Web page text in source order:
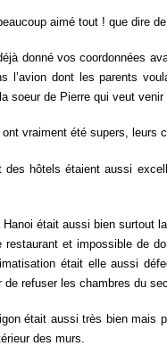
aimé tout ! que dire
donné vos coordonnées
l’avion dont les parents
soeur de Pierre qui veut venir
ont vraiment été supers,
des hôtels étaient aussi
Hanoi était aussi bien surtout
restaurant et impossible de
était elle aussi
de refuser les chambres du
était aussi très bien
des murs.